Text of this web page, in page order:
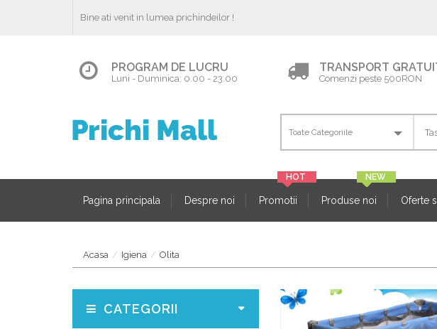
Bine ati venit in lumea prichindeilor !
PROGRAM DE LUCRU
Luni - Duminica: 0.00 - 23.00
TRANSPORT
Comenzi peste 500RON
Pagina principala Despre noi Promotii Produse noi Oferte
Acasa Igiena Olita
CATEGORII